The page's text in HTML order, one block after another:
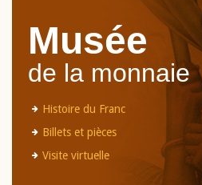
Musée
de la monnaie
Histoire du Franc
Billets et pièces
Visite virtuelle